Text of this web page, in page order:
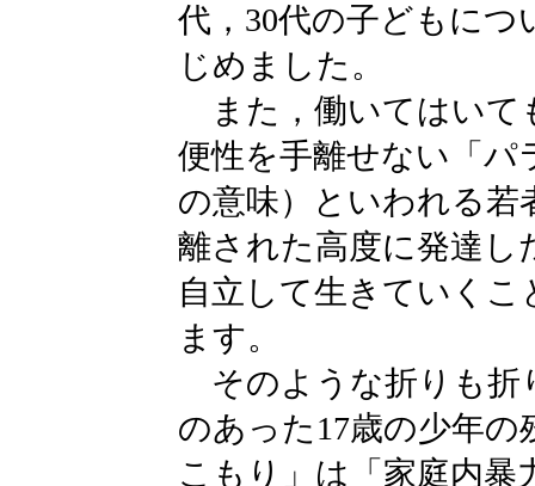
代，30代の子どもに
じめました。
また，働いてはいて
便性を手離せない「パ
の意味）といわれる若
離された高度に発達し
自立して生きていく
ます。
そのような折りも折
のあった17歳の少年
こもり」は「家庭内暴